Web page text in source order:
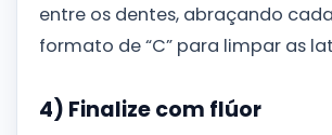
entre os dentes, abraçando
formato de “C” para limpar as
4) Finalize com flúor